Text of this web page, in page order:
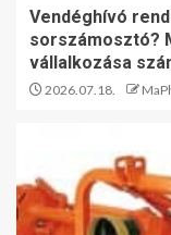
Vendéghívó
sorszámosztó?
vállalkozása
2026.07.18.